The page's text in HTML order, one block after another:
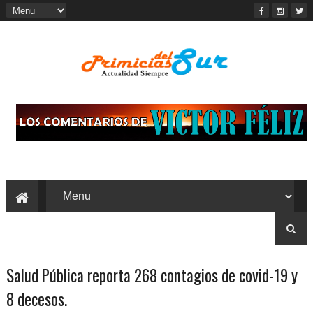
Salud Pública reporta 268 contagios de covid-19 y
8 decesos.